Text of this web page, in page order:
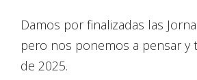
Damos por finalizadas las
pero nos ponemos a pensar y
de 2025.